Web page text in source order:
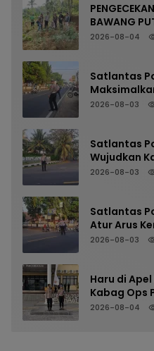
BAWANG
2026-08-04
Satlantas
Kelancaran
2026-08-03
Satlantas
Wujudkan
Pelayanan
2026-08-03
Satlantas
Atur Arus
2026-08-03
Haru di
Kabag Ops
2026-08-04